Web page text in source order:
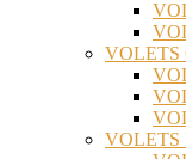
VOLETS
VOLETS